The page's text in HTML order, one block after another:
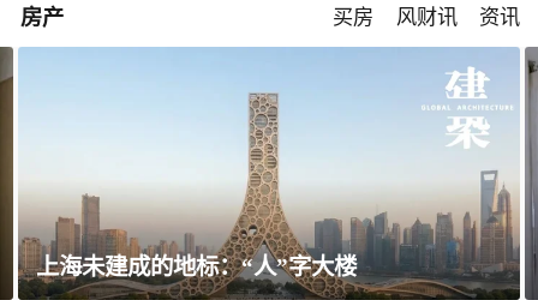
房产 买房 风财讯 资讯
飘窗竟然能变身全屋C位 都后悔没早知道